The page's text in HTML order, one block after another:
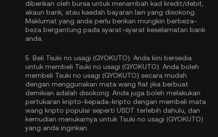
diberikan oleh bursa untuk menambah kad kredit/debit,
akaun bank, atau kaedah bayaran lain yang disokong.
Maklumat yang anda perlu berikan mungkin berbeza-
beza bergantung pada syarat-syarat keselamatan bank
anda.
5. Beli Tsuki no usagi (GYOKUTO): Anda kini bersedia
untuk membeli Tsuki no usagi (GYOKUTO). Anda boleh
membeli Tsuki no usagi (GYOKUTO) secara mudah
dengan menggunakan mata wang fiat jika berbuat
demikian adalah disokong. Anda juga boleh melakukan
pertukaran kripto-kepada-kripto dengan membeli mata
wang kripto popular seperti USDT terlebih dahulu, dan
kemudian menukarnya untuk Tsuki no usagi (GYOKUTO)
yang anda inginkan.